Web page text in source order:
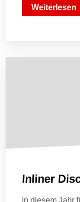
Weiterlesen
Inliner